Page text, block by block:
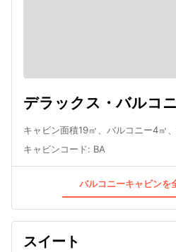
デラックス・バルコ
キャビン面積19㎡、バルコニー4㎡、
キャビンコード: BA
バルコニーキャビンを
スイート